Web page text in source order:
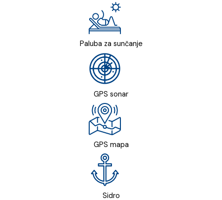
Paluba za sunčanje
GPS sonar
GPS mapa
Sidro